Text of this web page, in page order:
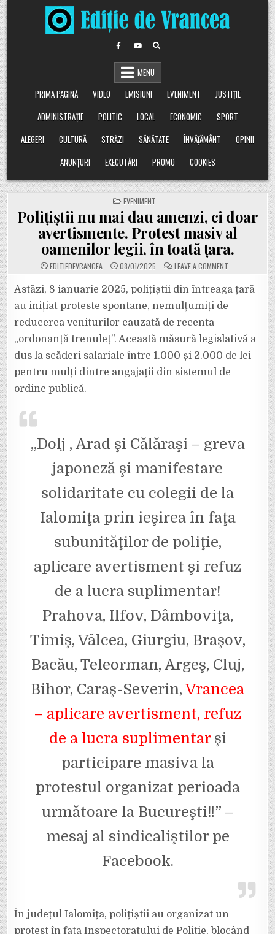
Skip
to
content
MENU
PRIMA PAGINĂ
VIDEO EMISIUNI EVENIMENT
JUSTIȚIE
ADMINISTRAȚIE
POLITIC LOCAL ECONOMIC
SPORT
ALEGERI
CULTURĂ STRĂZI SĂNĂTATE ÎNVĂȚĂMÂNT
OPINII
ANUNȚURI
EXECUTĂRI PROMO COOKIES
POSTED
IN
EVENIMENT
Polițiștii nu mai dau amenzi, ci doar
avertismente. Protest masiv al
oamenilor legii, în toată țara.
EDITIEDEVRANCEA 08/01/2025 LEAVE A COMMENT
POLIȚIȘTII
MAI
DAU
AVERTISMENTE.
MASIV
OAMENILOR
LEGII,
ÎN
TOATĂ
Astăzi, 8 ianuarie 2025, polițiștii din întreaga țară
au inițiat proteste spontane, nemulțumiți de
reducerea veniturilor cauzată de recenta
„ordonanță trenuleț”. Această măsură legislativă a
dus la scăderi salariale între 1.000 și 2.000 de lei
pentru mulți dintre angajații din sistemul de
ordine publică.
„Dolj , Arad şi Călăraşi – greva
japoneză şi manifestare
solidaritate cu colegii de la
Ialomiţa prin ieşirea în faţa
subunităţilor de poliţie,
aplicare avertisment şi refuz
de a lucra suplimentar!
Prahova, Ilfov, Dâmboviţa,
Timiş, Vâlcea, Giurgiu, Braşov,
Bacău, Teleorman, Argeş, Cluj,
Bihor, Caraş-Severin, Vrancea
– aplicare avertisment, refuz
de a lucra suplimentarşi
participare masiva la
protestul organizat perioada
următoare la Bucureşti‼” –
mesaj al sindicaliştilor pe
Facebook.
În județul Ialomița, polițiștii au organizat un
protest în fața Inspectoratului de Poliție, blocând